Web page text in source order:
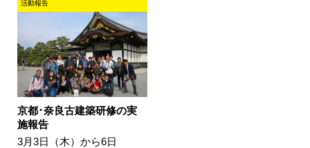
活動報告
京都･奈良古建築研修の実
施報告
3月3日（木）から6日